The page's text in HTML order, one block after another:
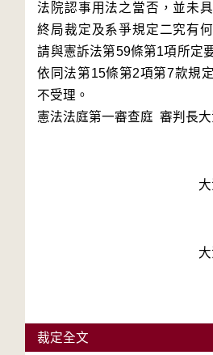
法院認事用法之當否，並未
終局裁定及系爭規定二究有
請與憲訴法第59條第1項所定
依同法第15條第2項第7款規
不受理。
憲法法庭第一審查庭 審判長
裁定全文